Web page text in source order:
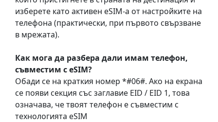
изберете като активен eSIM-а от настройките на
телефона (практически, при първото свързване
в мрежата).
Как мога да разбера дали имам телефон,
съвместим с eSIM?
Обади се на краткия номер *#06#. Ако на екрана
се появи секция със заглавие EID / EID 1, това
означава, че твоят телефон е съвместим с
технологията eSIM